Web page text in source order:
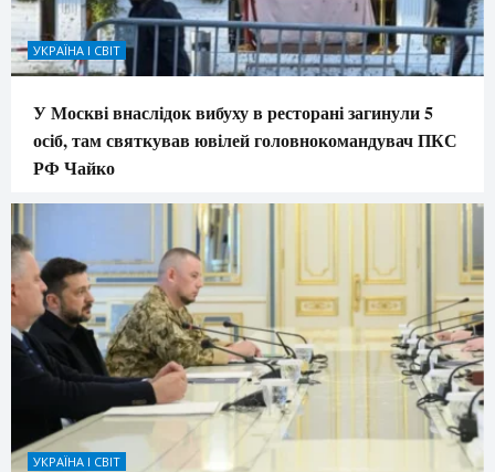
УКРАЇНА І СВІТ
У Москві внаслідок вибуху в ресторані загинули 5
осіб, там святкував ювілей головнокомандувач ПКС
РФ Чайко
УКРАЇНА І СВІТ